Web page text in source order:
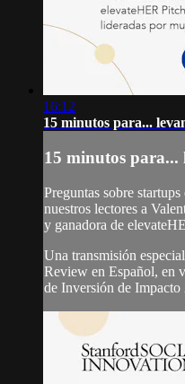
16:12
15 minutos para...
15 minutos
Preguntas sobre
nuestros lectores a
y ganadora de
Una transmisión
Review en Español, en
de Inversión de Impacto